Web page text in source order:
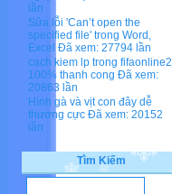
lần
Sửa lỗi 'Can’t open the
specified file' trong Word,
Excel Đã xem: 27794 lần
cach kiem lp trong fifaonline2
100% thanh cong Đã xem:
20863 lần
Hình gà và vịt con đây dễ
thương cực Đã xem: 20152
lần
Tìm Kiếm